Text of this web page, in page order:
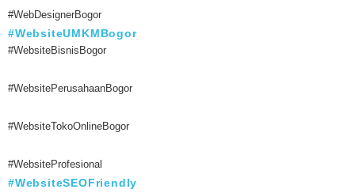
#WebDesignerBogor
#WebsiteUMKMBogor
#WebsiteBisnisBogor
#WebsitePerusahaanBogor
#WebsiteTokoOnlineBogor
#WebsiteProfesional
#WebsiteSEOFriendly